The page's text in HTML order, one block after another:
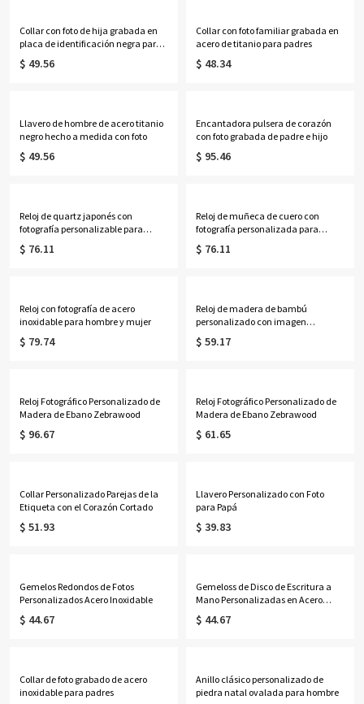
Collar con foto de hija grabada en
placa de identificación negra para
hombre
$ 49.56
Collar con foto familiar grabada en
acero de titanio para padres
$ 48.34
Llavero de hombre de acero titanio
negro hecho a medida con foto
$ 49.56
Encantadora pulsera de corazón
con foto grabada de padre e hijo
$ 95.46
Reloj de quartz japonés con
fotografía personalizable para
hombre y mujer
$ 76.11
Reloj de muñeca de cuero con
fotografía personalizada para
regalar y recuerdo unisex
$ 76.11
Reloj con fotografía de acero
inoxidable para hombre y mujer
$ 79.74
Reloj de madera de bambú
personalizado con imagen
incrustada para hombre y mujer.
$ 59.17
Reloj Fotográfico Personalizado de
Madera de Ebano Zebrawood
$ 96.67
Reloj Fotográfico Personalizado de
Madera de Ebano Zebrawood
$ 61.65
Collar Personalizado Parejas de la
Etiqueta con el Corazón Cortado
$ 51.93
Llavero Personalizado con Foto
para Papá
$ 39.83
Gemelos Redondos de Fotos
Personalizados Acero Inoxidable
$ 44.67
Gemeloss de Disco de Escritura a
Mano Personalizadas en Acero
Inoxidable
$ 44.67
Collar de foto grabado de acero
inoxidable para padres
Anillo clásico personalizado de
piedra natal ovalada para hombre